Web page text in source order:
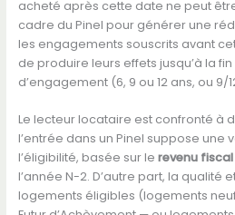
acheté après cette date ne peut
cadre du Pinel pour générer une
les engagements souscrits avant
de produire leurs effets jusqu’à la
d’engagement (6, 9 ou 12 ans, ou 9/
Le lecteur locataire est confronté à
l’entrée dans un Pinel suppose une
l’éligibilité, basée sur le revenu fiscal
l’année N-2. D’autre part, la qualité
logements éligibles (logements